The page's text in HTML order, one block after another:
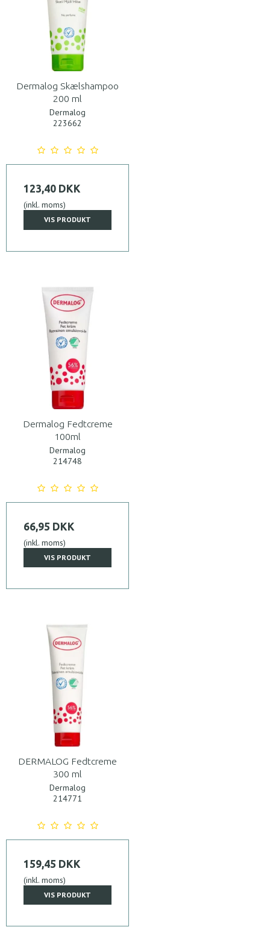
Dermalog Skælshampoo
200 ml
Dermalog
223662
123,40 DKK
(inkl. moms)
VIS PRODUKT
Dermalog Fedtcreme
100ml
Dermalog
214748
66,95 DKK
(inkl. moms)
VIS PRODUKT
DERMALOG Fedtcreme
300 ml
Dermalog
214771
159,45 DKK
(inkl. moms)
VIS PRODUKT